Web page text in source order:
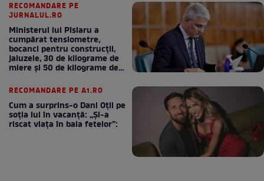
RECOMANDARE PE
JURNALUL.RO
Ministerul lui Pîslaru a
cumpărat tensiometre,
bocanci pentru construcții,
jaluzele, 30 de kilograme de
miere și 50 de kilograme de
RECOMANDARE PE A1.RO
Cum a surprins-o Dani Oțil pe
soția lui în vacanță: „Și-a
riscat viața în baia fetelor”: